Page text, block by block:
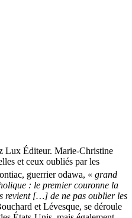
Lux Éditeur. Marie-Christine
et ceux oubliés par les
guerrier odawa, « grand
: le premier couronne la
revient […] de ne pas oublier les
et Lévesque, se déroule